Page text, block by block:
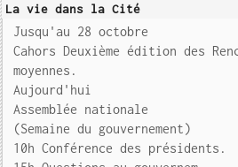
La vie dans la Cité
Jusqu'au 28 octobre
Cahors Deuxième édition des
moyennes.
Aujourd'hui
Assemblée nationale
(Semaine du gouvernement)
10h Conférence des présidents.